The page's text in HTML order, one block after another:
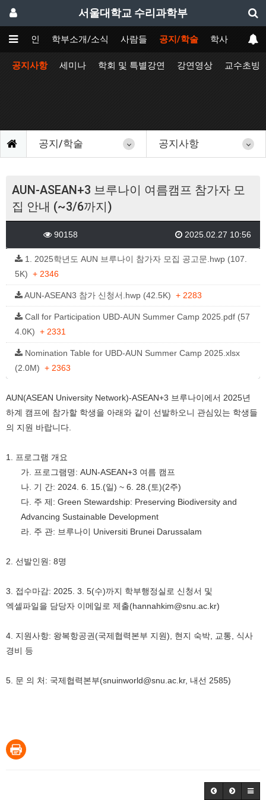
서울대학교 수리과학부
메인 학부소개/소식 사람들 공지/학술 학사
공지사항 세미나 학회 및 특별강연 강연영상 교수초빙
공지/학술 공지사항
AUN-ASEAN+3 브루나이 여름캠프 참가자 모
집 안내 (~3/6까지)
90158 2025.02.27 10:56
1. 2025학년도 AUN 브루나이 참가자 모집 공고문.hwp (107.
5K) + 2346
AUN-ASEAN3 참가 신청서.hwp (42.5K) + 2283
Call for Participation UBD-AUN Summer Camp 2025.pdf (57
4.0K) + 2331
Nomination Table for UBD-AUN Summer Camp 2025.xlsx
(2.0M) + 2363
AUN(ASEAN University Network)-ASEAN+3 브루나이에서 2025년
하계 캠프에 참가할 학생을 아래와 같이 선발하오니 관심있는 학생들
의 지원 바랍니다
1.
프로그램 개요
가
프로그램명: AUN-ASEAN+3 여름 캠프
나 기 간: 2024. 6. 15.(일) ~ 6. 28.(토)(2주)
다 주 제: Green Stewardship: Preserving Biodiversity and
Advancing Sustainable Development
라 주 관: 브루나이 Universiti Brunei Darussalam
2. 선발인원: 8명
3. 접수마감: 2025. 3. 5(수)까지 학부행정실로 신청서 및
엑셀파일을 담당자 이메일로 제출(hannahkim@snu.ac.kr)
4. 지원사항: 왕복항공권(국제협력본부 지원), 현지 숙박 교통
식사
경비 등
5. 문 의 처: 국제협력본부(snuinworld@snu.ac.kr, 내선 2585)